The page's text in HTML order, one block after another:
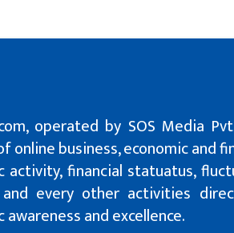
operated by SOS Media
online business, economic and
activity, financial statuatus,
every other activities
awareness and excellence.